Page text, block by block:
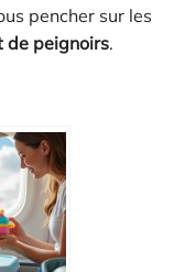
pencher sur les
de peignoirs.